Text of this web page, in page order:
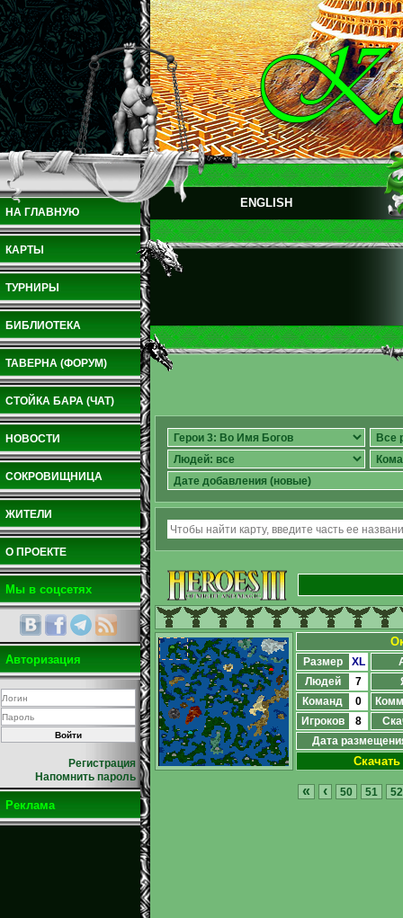
НА ГЛАВНУЮ
КАРТЫ
ТУРНИРЫ
БИБЛИОТЕКА
ТАВЕРНА (ФОРУМ)
СТОЙКА БАРА (ЧАТ)
НОВОСТИ
СОКРОВИЩНИЦА
ЖИТЕЛИ
О ПРОЕКТЕ
Мы в соцсетях
Авторизация
Регистрация
Напомнить пароль
Реклама
ENGLISH
Размер XL
Людей
7
Команд
0
Игроков
8
Дата
Скачать
« ‹ 50 51 52